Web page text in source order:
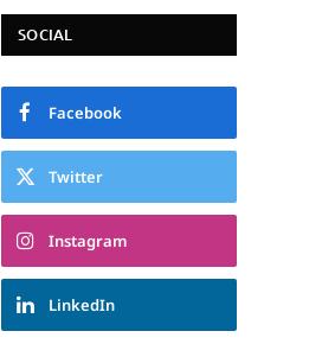
SOCIAL
Facebook
Twitter
Instagram
LinkedIn